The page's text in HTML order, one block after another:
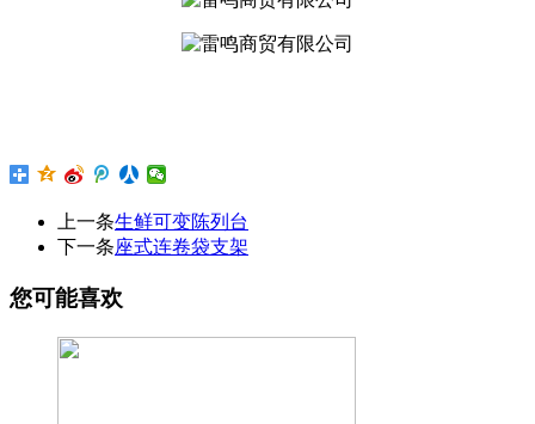
上一条生鲜可变陈列台
下一条座式连卷袋支架
您可能喜欢